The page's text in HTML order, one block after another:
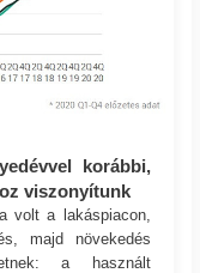
korábbi,
viszonyítunk
volt a lakáspiacon,
majd növekedés
a használt